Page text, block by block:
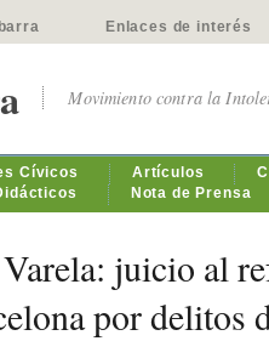
Enlaces de interés
Movimiento contra la
Cívicos Artículos
Nota de Prensa
juicio al
por delitos